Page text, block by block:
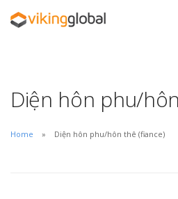
Diện hôn phu/
Home Diện hôn phu/hôn thê (fiance)